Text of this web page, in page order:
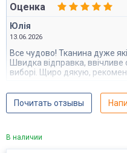
Оценка
Юлія
13.06.2026
Все чудово! Тканина дуже
Швидка відправка,
виборі. Щиро дякую,
Почитать отзывы
В наличии